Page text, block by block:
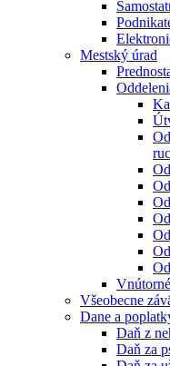
Mestský úrad
Všeobecne
Dane a
Daň z
Daň za